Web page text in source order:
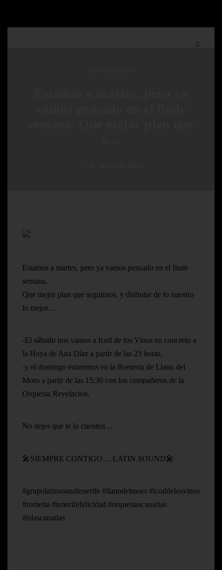
Estamos a martes, pero ya vamos pensado en el finde
semana.
Que mejor plan que seguirnos, y disfrutar de lo nuestro
lo mejor…
-El sábado nos vamos a Icod de los Vinos en concreto a
la Hoya de Ana Díaz a partir de las 23 horas.
-y el domingo estaremos en la Romeria de Llano del
Moro a partir de las 15:30 con los compañeros de la
Orquesta Revelacion.
No dejes que te lo cuenten…
🎤SIEMPRE CONTIGO….LATIN SOUND🎤
#grupolatinsoundtenerife #llanodelmoro #icoddelosvinos
#romeria #tenerifefelicidad #orquestascanarias
#islascanarias